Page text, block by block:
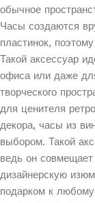
обычное
Часы создаются
пластинок,
Такой аксессуар
офиса или даже
творческого
для ценителя
декора, часы из
выбором. Такой
ведь он
дизайнерскую
подарком к